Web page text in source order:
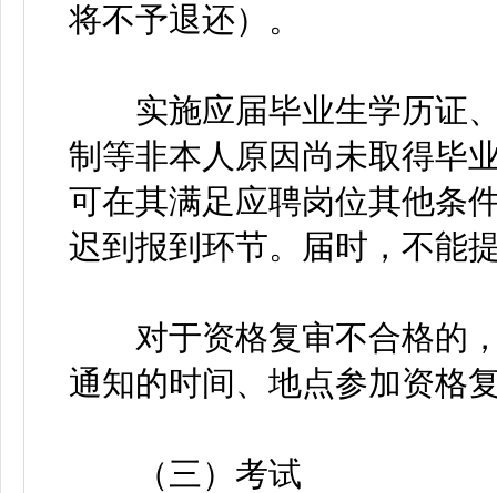
将不予退还）。
实施应届毕业生学历证、
制等非本人原因尚未取得毕
可在其满足应聘岗位其他条
迟到报到环节。届时，不能
对于资格复审不合格的，
通知的时间、地点参加资格
（三）考试